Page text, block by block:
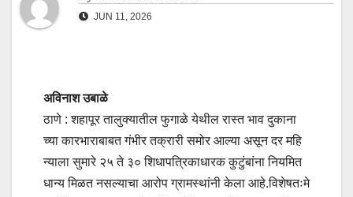
JUN 11, 2026
अविनाश उबाळे
ठाणे : शहापूर तालुक्यातील फुगाळे येथील रास्त भाव दुकाना
च्या कारभाराबाबत गंभीर तक्रारी समोर आल्या असून दर महि
न्याला सुमारे २५ ते ३० शिधापत्रिकाधारक कुटुंबांना नियमित
धान्य मिळत नसल्याचा आरोप ग्रामस्थांनी केला आहे.विशेषतःमे